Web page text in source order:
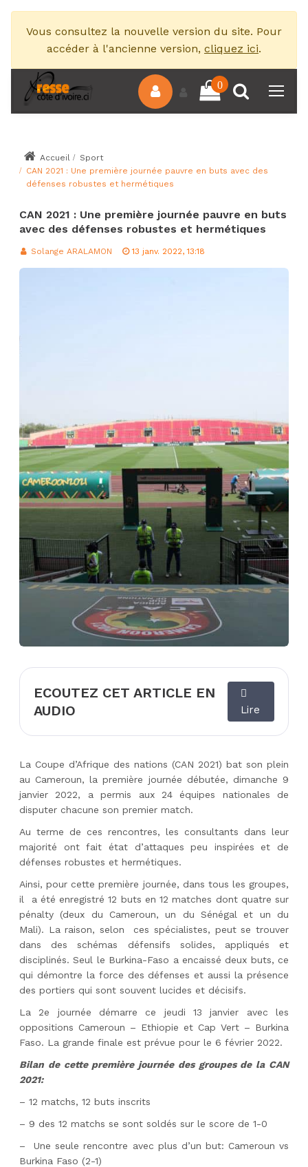
Vous consultez la nouvelle version du site. Pour
accéder à l'ancienne version, cliquez ici.
0
Accueil
Sport
CAN 2021 : Une première journée pauvre en buts avec des
défenses robustes et hermétiques
CAN 2021 : Une première journée pauvre en buts
avec des défenses robustes et hermétiques
Solange ARALAMON 13 janv. 2022, 13:18
ECOUTEZ CET ARTICLE EN
AUDIO
Lire
La Coupe d’Afrique des nations (CAN 2021) bat son plein
au Cameroun, la première journée débutée, dimanche 9
janvier 2022, a permis aux 24 équipes nationales de
disputer chacune son premier match.
Au terme de ces rencontres, les consultants dans leur
majorité ont fait état d’attaques peu inspirées et de
défenses robustes et hermétiques.
Ainsi, pour cette première journée, dans tous les groupes,
il a été enregistré 12 buts en 12 matches dont quatre sur
pénalty (deux du Cameroun, un du Sénégal et un du
Mali). La raison, selon ces spécialistes, peut se trouver
dans des schémas défensifs solides, appliqués et
disciplinés. Seul le Burkina-Faso a encaissé deux buts, ce
qui démontre la force des défenses et aussi la présence
des portiers qui sont souvent lucides et décisifs.
La 2e journée démarre ce jeudi 13 janvier avec les
oppositions Cameroun – Ethiopie et Cap Vert – Burkina
Faso. La grande finale est prévue pour le 6 février 2022.
Bilan de cette première journée des groupes de la CAN
2021:
– 12 matchs, 12 buts inscrits
– 9 des 12 matchs se sont soldés sur le score de 1-0
– Une seule rencontre avec plus d’un but: Cameroun vs
Burkina Faso (2-1)